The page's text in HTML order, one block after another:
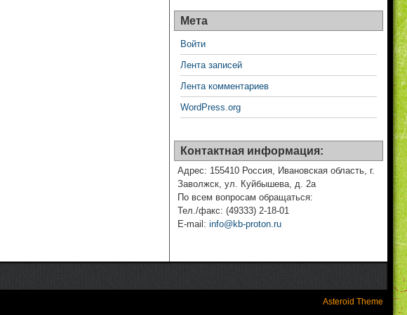
Мета
Войти
Лента записей
Лента комментариев
WordPress.org
Контактная информация:
Адрес: 155410 Россия, Ивановская область, г.
Заволжск, ул. Куйбышева, д. 2а
По всем вопросам обращаться:
Тел./факс: (49333) 2-18-01
E-mail: info@kb-proton.ru
Asteroid Theme